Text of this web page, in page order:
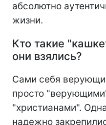
абсолютно
жизни.
Кто такие
они взялись?
Сами себя
просто
"христианами".
надежно